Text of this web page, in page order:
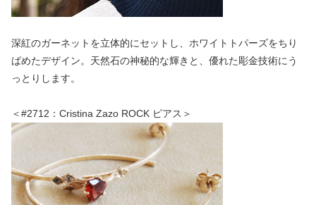
深紅のガーネットを立体的にセットし、ホワイトトパーズをちり
ばめたデザイン。天然石の神秘的な輝きと、優れた彫金技術にう
っとりします。
＜#2712：Cristina Zazo ROCK ピアス＞